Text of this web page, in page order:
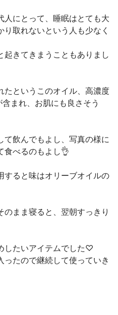
人にとって、睡眠はとても大
取れないという人も少なく
きてきまうこともありまし
たというこのオイル、高濃度
まれ、お肌にも良さそう
て飲んでもよし、写真の様に
食べるのもよし👌
すると味はオリーブオイルの
まま寝ると、翌朝すっきり
したいアイテムでした♡
たので継続して使っていき